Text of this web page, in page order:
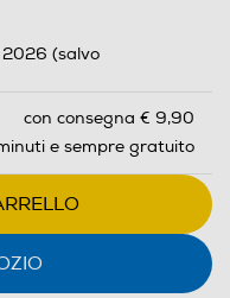
2026 (salvo
con consegna € 9,90
e sempre gratuito